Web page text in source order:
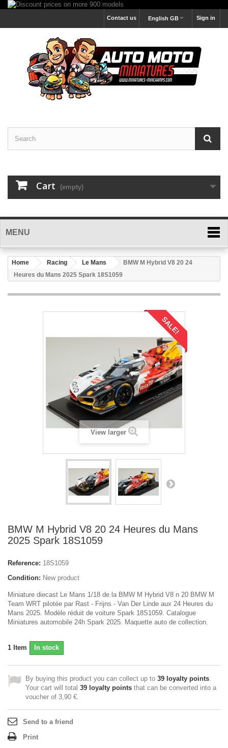
Sign in
English GB
Contact us
Cart (empty)
MENU
Home Racing Le Mans
BMW M Hybrid V8 20 24
Heures du Mans 2025 Spark 18S1059
SALE!
View larger
BMW M Hybrid V8 20 24 Heures du Mans
2025 Spark 18S1059
Reference: 18S1059
Condition: New product
Miniature diecast Le Mans 1/18 de la BMW M Hybrid V8 n 20 BMW M
Team WRT pilotée par Rast - Frijns - Van Der Linde aux 24 Heures du
Mans 2025. Modèle réduit de voiture Spark 18S1059. Catalogue
Miniatures automobile 24h Spark 2025. Maquette auto de collection.
1 Item In stock
By buying this product you can collect up to 39 loyalty points.
Your cart will total 39 loyalty points that can be converted into a
voucher of 3,90 €.
Send to a friend
Print